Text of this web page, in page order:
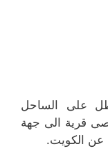
على الساحل
قرية الى جهة
عن الكويت.